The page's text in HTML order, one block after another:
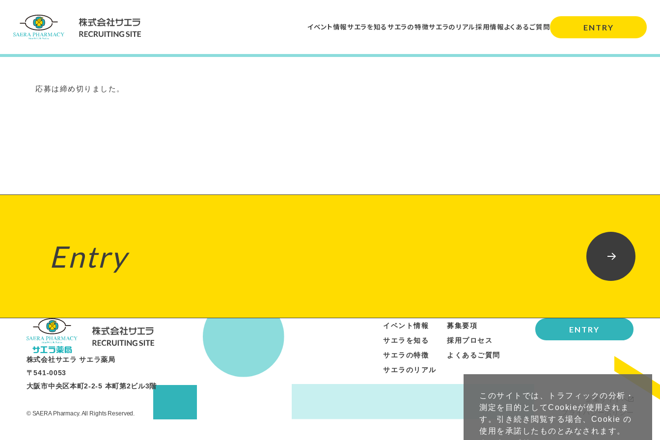
イベント情報サエラを知るサエラの特徴サエラのリアル採用情報よくあるご質問 ENTRY
Internship
応募は締め切りました。
Entry
株式会社サエラ サエラ薬局
〒541-0053
大阪市中央区本町2-2-5 本町第2ビル3階
イベント情報
サエラを知る
サエラの特徴
サエラのリアル
募集要項
採用プロセス
よくあるご質問
ENTRY
© SAERA Pharmacy. All Rights Reserved.
企業サイトへ
プライバシーポリシー
このサイトでは、トラフィックの分析・
測定を目的としてCookieが使用されま
す。引き続き閲覧する場合、Cookie の
使用を承諾したものとみなされます。